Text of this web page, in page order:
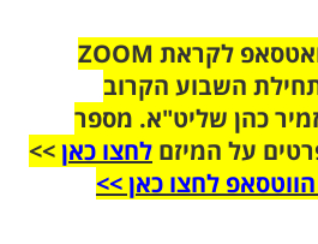
הצטרפו לקבוצת הוואטסאפ לקראת ZOOM
השבוע הקרוב
כהן שליט"א. מספר
על המיזם לחצו כאן>>
לחצו כאן >>